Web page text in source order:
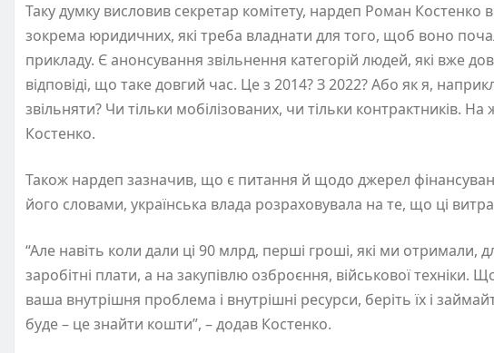
Таку думку висловив секретар комітету, нардеп Роман Костенко в
зокрема юридичних, які треба владнати для того, щоб воно
прикладу. Є анонсування звільнення категорій людей, які вже
відповіді, що таке довгий час. Це з 2014? З 2022? Або як я,
звільняти? Чи тільки мобілізованих, чи тільки контрактників. На
Костенко.
Також нардеп зазначив, що є питання й щодо джерел
його словами, українська влада розраховувала на те, що ці
“Але навіть коли дали ці 90 млрд, перші гроші, які ми отримали,
заробітні плати, а на закупівлю озброєння, військової
ваша внутрішня проблема і внутрішні ресурси, беріть їх і
буде – це знайти кошти”, – додав Костенко.